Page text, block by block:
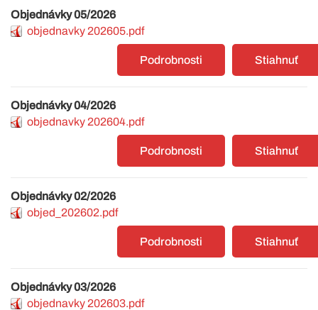
Objednávky 05/2026
objednavky 202605.pdf
Stiahnuť
Podrobnosti
Objednávky 04/2026
objednavky 202604.pdf
Stiahnuť
Podrobnosti
Objednávky 02/2026
objed_202602.pdf
Stiahnuť
Podrobnosti
Objednávky 03/2026
objednavky 202603.pdf